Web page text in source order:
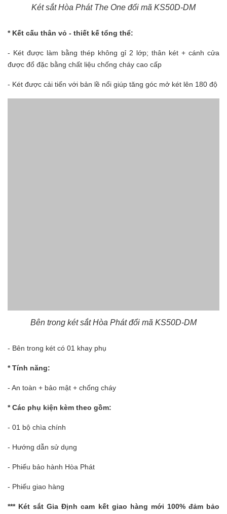
Két sắt Hòa Phát The One đổi mã KS50D-DM
* Kết cấu thân vỏ - thiết kế tổng thể:
- Két được làm bằng thép không gỉ 2 lớp; thân két + cánh cửa
được đổ đặc bằng chất liệu chống cháy cao cấp
- Két được cải tiến với bản lề nổi giúp tăng góc mở két lên 180 độ
Bên trong két sắt Hòa Phát đổi mã KS50D-DM
- Bên trong két có 01 khay phụ
* Tính năng:
- An toàn + bảo mật + chống cháy
* Các phụ kiện kèm theo gồm:
- 01 bộ chìa chính
- Hướng dẫn sử dụng
- Phiếu bảo hành Hòa Phát
- Phiếu giao hàng
*** Két sắt Gia Định cam kết giao hàng mới 100% đảm bảo